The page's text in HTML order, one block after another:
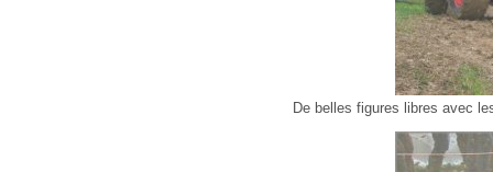
De belles figures libres avec